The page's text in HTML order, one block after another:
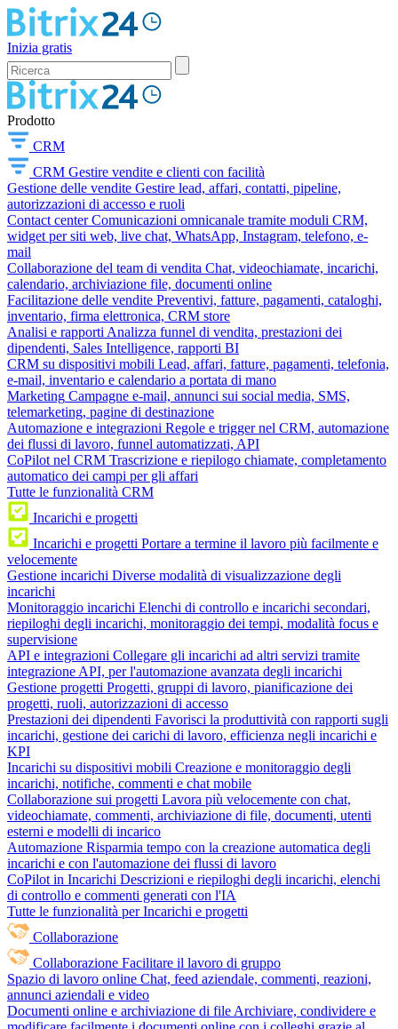
Inizia gratis
Prodotto
CRM
CRM Gestire vendite e clienti con facilità
Gestione delle vendite Gestire lead, affari, contatti, pipeline,
autorizzazioni di accesso e ruoli
Contact center Comunicazioni omnicanale tramite moduli CRM,
widget per siti web, live chat, WhatsApp, Instagram, telefono, e-
mail
Collaborazione del team di vendita Chat, videochiamate, incarichi,
calendario, archiviazione file, documenti online
Facilitazione delle vendite Preventivi, fatture, pagamenti, cataloghi,
inventario, firma elettronica, CRM store
Analisi e rapporti Analizza funnel di vendita, prestazioni dei
dipendenti, Sales Intelligence, rapporti BI
CRM su dispositivi mobili Lead, affari, fatture, pagamenti, telefonia,
e-mail, inventario e calendario a portata di mano
Marketing Campagne e-mail, annunci sui social media, SMS,
telemarketing, pagine di destinazione
Automazione e integrazioni Regole e trigger nel CRM, automazione
dei flussi di lavoro, funnel automatizzati, API
CoPilot nel CRM Trascrizione e riepilogo chiamate, completamento
automatico dei campi per gli affari
Tutte le funzionalità CRM
Incarichi e progetti
Incarichi e progetti Portare a termine il lavoro più facilmente e
velocemente
Gestione incarichi Diverse modalità di visualizzazione degli
incarichi
Monitoraggio incarichi Elenchi di controllo e incarichi secondari,
riepiloghi degli incarichi, monitoraggio dei tempi, modalità focus e
supervisione
API e integrazioni Collegare gli incarichi ad altri servizi tramite
integrazione API, per l'automazione avanzata degli incarichi
Gestione progetti Progetti, gruppi di lavoro, pianificazione dei
progetti, ruoli, autorizzazioni di accesso
Prestazioni dei dipendenti Favorisci la produttività con rapporti sugli
incarichi, gestione dei carichi di lavoro, efficienza negli incarichi e
KPI
Incarichi su dispositivi mobili Creazione e monitoraggio degli
incarichi, notifiche, commenti e chat mobile
Collaborazione sui progetti Lavora più velocemente con chat,
videochiamate, commenti, archiviazione di file, documenti, utenti
esterni e modelli di incarico
Automazione Risparmia tempo con la creazione automatica degli
incarichi e con l'automazione dei flussi di lavoro
CoPilot in Incarichi Descrizioni e riepiloghi degli incarichi, elenchi
di controllo e commenti generati con l'IA
Tutte le funzionalità per Incarichi e progetti
Collaborazione
Collaborazione Facilitare il lavoro di gruppo
Spazio di lavoro online Chat, feed aziendale, commenti, reazioni,
annunci aziendali e video
Documenti online e archiviazione di file Archiviare, condividere e